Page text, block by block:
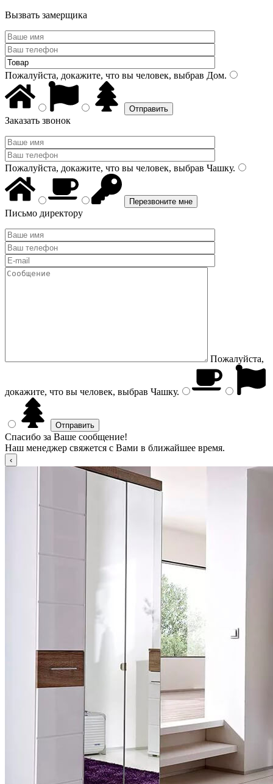
Вызвать замерщика
Пожалуйста, докажите, что вы человек, выбрав Дом.
Заказать звонок
Пожалуйста, докажите, что вы человек, выбрав Чашку.
Письмо директору
Пожалуйста,
докажите, что вы человек, выбрав Чашку.
Спасибо за Ваше сообщение!
Наш менеджер свяжется с Вами в ближайшее время.